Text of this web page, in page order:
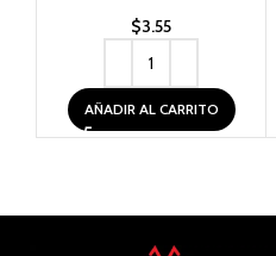
$3.55
AÑADIR AL CARRITO